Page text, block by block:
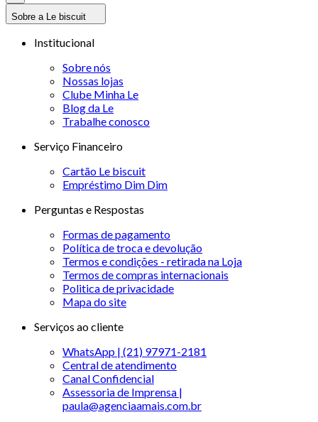
Sobre a Le biscuit
Institucional
Sobre nós
Nossas lojas
Clube Minha Le
Blog da Le
Trabalhe conosco
Serviço Financeiro
Cartão Le biscuit
Empréstimo Dim Dim
Perguntas e Respostas
Formas de pagamento
Política de troca e devolução
Termos e condições - retirada na Loja
Termos de compras internacionais
Politica de privacidade
Mapa do site
Serviços ao cliente
WhatsApp | (21) 97971-2181
Central de atendimento
Canal Confidencial
Assessoria de Imprensa |
paula@agenciaamais.com.br